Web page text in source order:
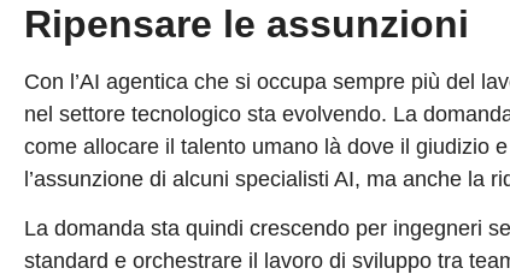
Ripensare le assunzioni
Con l’AI agentica che si occupa sempre più del
nel settore tecnologico sta evolvendo. La
come allocare il talento umano là dove il giudizio
l’assunzione di alcuni specialisti AI, ma anche la
La domanda sta quindi crescendo per ingegneri
standard e orchestrare il lavoro di sviluppo tra